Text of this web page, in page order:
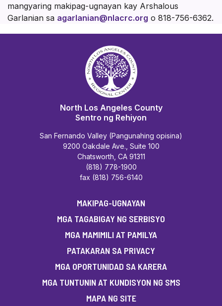
mangyaring makipag-ugnayan kay Arshalous
Garlanian sa agarlanian@nlacrc.org o 818-756-6362.
North Los Angeles County
Sentro ng Rehiyon
San Fernando Valley (Pangunahing opisina)
9200 Oakdale Ave., Suite 100
Chatsworth, CA 91311
(818) 778-1900
fax (818) 756-6140
MAKIPAG-UGNAYAN
MGA TAGABIGAY NG SERBISYO
MGA MAMIMILI AT PAMILYA
PATAKARAN SA PRIVACY
MGA OPORTUNIDAD SA KARERA
MGA TUNTUNIN AT KUNDISYON NG SMS
MAPA NG SITE